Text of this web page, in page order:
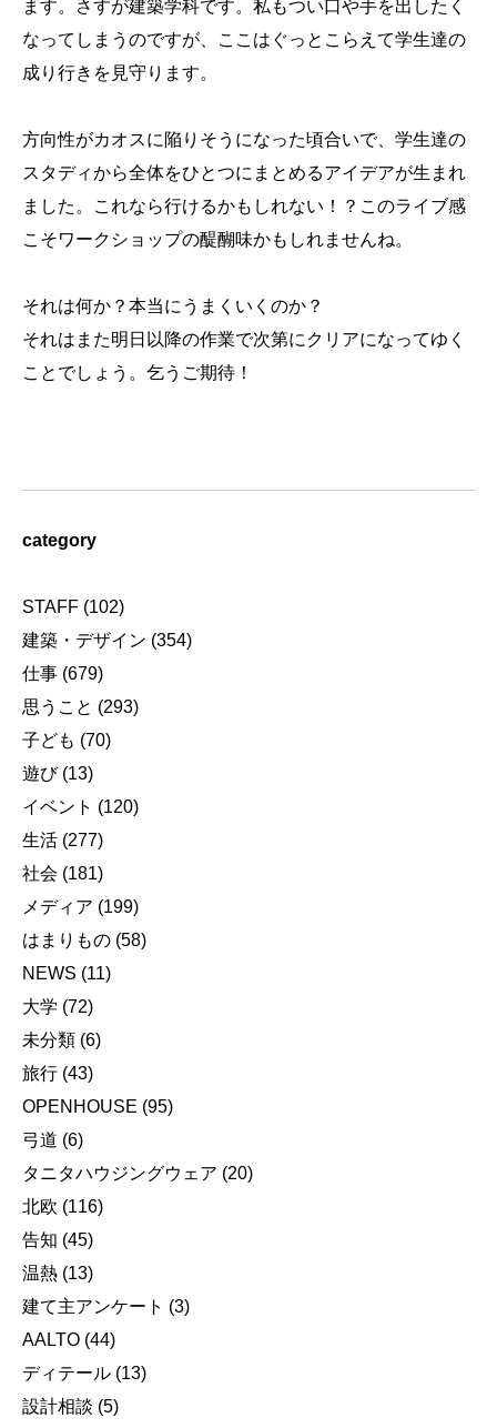
ます。さすが建築学科です。私もつい口や手を出したく
なってしまうのですが、ここはぐっとこらえて学生達の
成り行きを見守ります。
方向性がカオスに陥りそうになった頃合いで、学生達の
スタディから全体をひとつにまとめるアイデアが生まれ
ました。これなら行けるかもしれない！？このライブ感
こそワークショップの醍醐味かもしれませんね。
それは何か？本当にうまくいくのか？
それはまた明日以降の作業で次第にクリアになってゆく
ことでしょう。乞うご期待！
category
STAFF (102)
建築・デザイン (354)
仕事 (679)
思うこと (293)
子ども (70)
遊び(13)
イベント (120)
生活 (277)
社会 (181)
メディア (199)
はまりもの (58)
NEWS (11)
大学 (72)
未分類 (6)
旅行 (43)
OPENHOUSE (95)
弓道 (6)
タニタハウジングウェア (20)
北欧 (116)
告知 (45)
温熱 (13)
建て主アンケート (3)
AALTO (44)
ディテール (13)
設計相談 (5)